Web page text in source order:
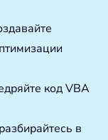
код VBA
в